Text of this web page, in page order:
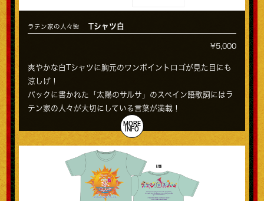
ラテン家の人々🌺 Tシャツ白
¥5,000
爽やかな白Tシャツに胸元のワンポイントロゴが見た目にも
涼しげ！
バックに書かれた「太陽のサルサ」のスペイン語歌詞にはラ
テン家の人々が大切にしている言葉が満載！
MORE
INFO